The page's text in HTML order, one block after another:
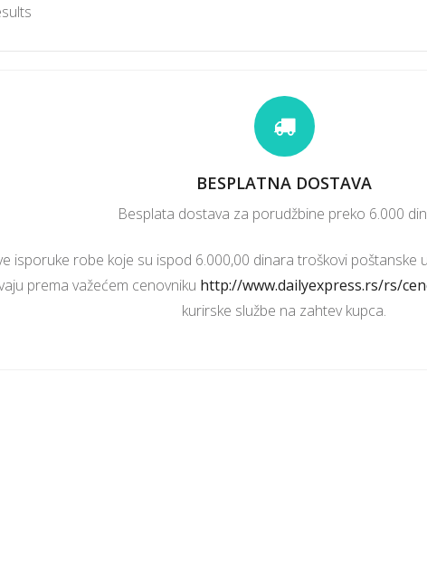
BESPLATNA DOSTAVA
Besplata dostava za porudžbine preko 6.000
isporuke robe koje su ispod 6.000,00 dinara troškovi poštanske
prema važećem cenovniku http://www.dailyexpress.rs/rs/
kurirske službe na zahtev kupca.